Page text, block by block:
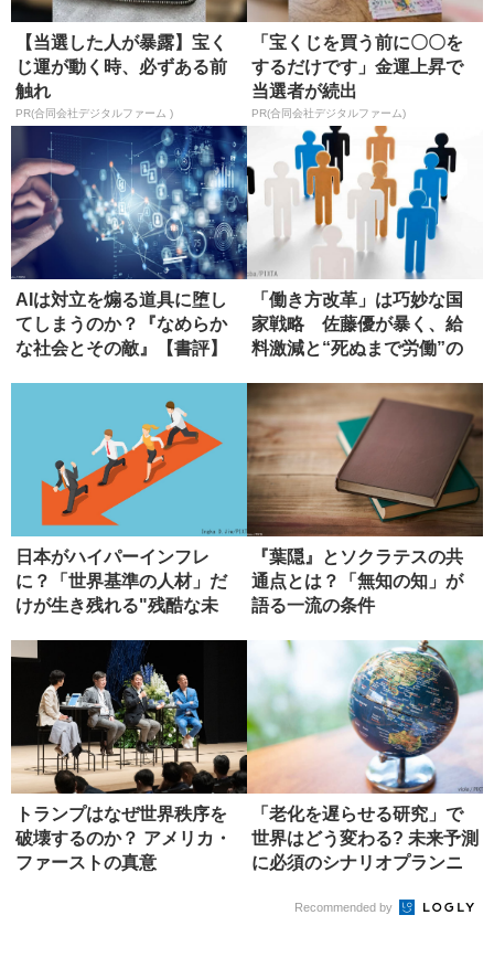
【当選した人が暴露】宝く
じ運が動く時、必ずある前
触れ
PR(合同会社デジタルファーム )
「宝くじを買う前に〇〇を
するだけです」金運上昇で
当選者が続出
PR(合同会社デジタルファーム)
AIは対立を煽る道具に堕し
てしまうのか？『なめらか
な社会とその敵』【書評】
「働き方改革」は巧妙な国
家戦略 佐藤優が暴く、給
料激減と“死ぬまで労働”の
日本がハイパーインフレ
に？「世界基準の人材」だ
けが生き残れる"残酷な未
『葉隠』とソクラテスの共
通点とは？「無知の知」が
語る一流の条件
トランプはなぜ世界秩序を
破壊するのか？ アメリカ・
ファーストの真意
「老化を遅らせる研究」で
世界はどう変わる? 未来予測
に必須のシナリオプランニ
Recommended by